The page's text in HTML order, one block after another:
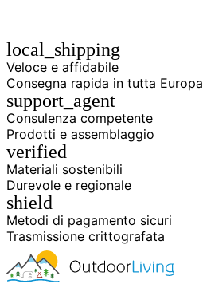
local_shipping
Veloce e affidabile
Consegna rapida in tutta Europa
support_agent
Consulenza competente
Prodotti e assemblaggio
verified
Materiali sostenibili
Durevole e regionale
shield
Metodi di pagamento sicuri
Trasmissione crittografata